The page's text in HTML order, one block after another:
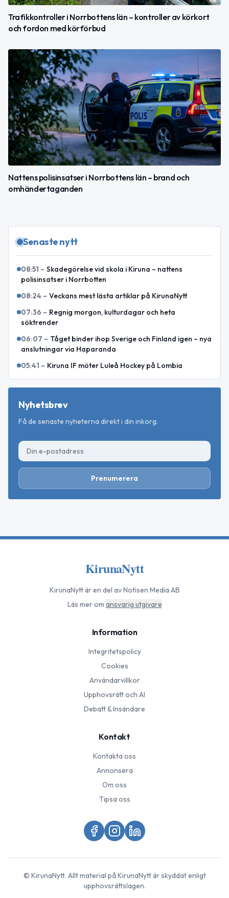
Trafikkontroller i Norrbottens län – kontroller av körkort
och fordon med körförbud
Nattens polisinsatser i Norrbottens län – brand och
omhändertaganden
Senaste nytt
08:51 – Skadegörelse vid skola i Kiruna – nattens
polisinsatser i Norrbotten
08:24 – Veckans mest lästa artiklar på KirunaNytt
07:36 – Regnig morgon, kulturdagar och heta
söktrender
06:07 – Tåget binder ihop Sverige och Finland igen – nya
anslutningar via Haparanda
05:41 – Kiruna IF möter Luleå Hockey på Lombia
Nyhetsbrev
Få de senaste nyheterna direkt i din inkorg.
Prenumerera
KirunaNytt
KirunaNyttär en del av Notisen Media AB
Läs mer om ansvarig utgivare
Information
Integritetspolicy
Cookies
Användarvillkor
Upphovsrätt och AI
Debatt & Insändare
Kontakt
Kontakta oss
Annonsera
Om oss
Tipsa oss
© KirunaNytt. Allt material påKirunaNyttär skyddat enligt
upphovsrättslagen.